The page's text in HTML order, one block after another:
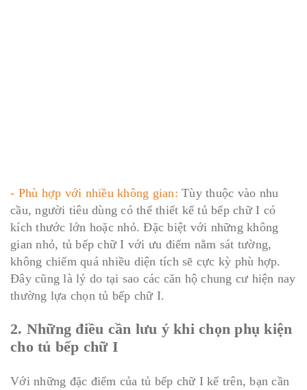
- Phù hợp với nhiều không gian: Tùy thuộc vào nhu
cầu, người tiêu dùng có thể thiết kế tủ bếp chữ I có
kích thước lớn hoặc nhỏ. Đặc biệt với những không
gian nhỏ, tủ bếp chữ I với ưu điểm nằm sát tường,
không chiếm quá nhiều diện tích sẽ cực kỳ phù hợp.
Đây cũng là lý do tại sao các căn hộ chung cư hiện nay
thường lựa chọn tủ bếp chữ I.
2. Những điều cần lưu ý khi chọn phụ kiện
cho tủ bếp chữ I
Với những đặc điểm của tủ bếp chữ I kể trên, bạn cần